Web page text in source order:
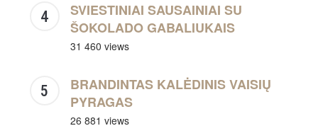
SVIESTINIAI SAUSAINIAI SU
ŠOKOLADO GABALIUKAIS
31 460 views
BRANDINTAS KALĖDINIS VAISIŲ
PYRAGAS
26 881 views